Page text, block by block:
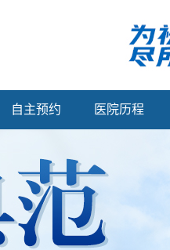
自主预约 医院历程